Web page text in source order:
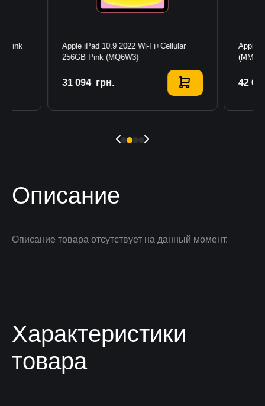
Pink
Apple iPad 10.9 2022 Wi-Fi+Cellular
256GB Pink (MQ6W3)
31 094 грн.
Купить
Apple
42
Описание
Описание товара отсутствует на данный момент.
Характеристики
товара